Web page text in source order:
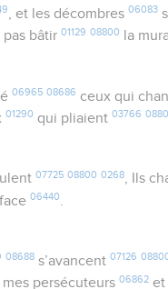
, et les décombres06083
pas bâtir01129 08800 la
06965 08686 ceux qui
01290 qui pliaient03766
07725 08800 0268, Ils
06440
08688s’avancent 07126
mes persécuteurs06862 et